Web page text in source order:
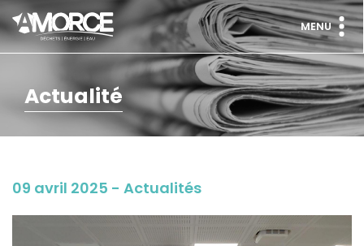
MENU
Actualité
09 avril 2025 - Actualités